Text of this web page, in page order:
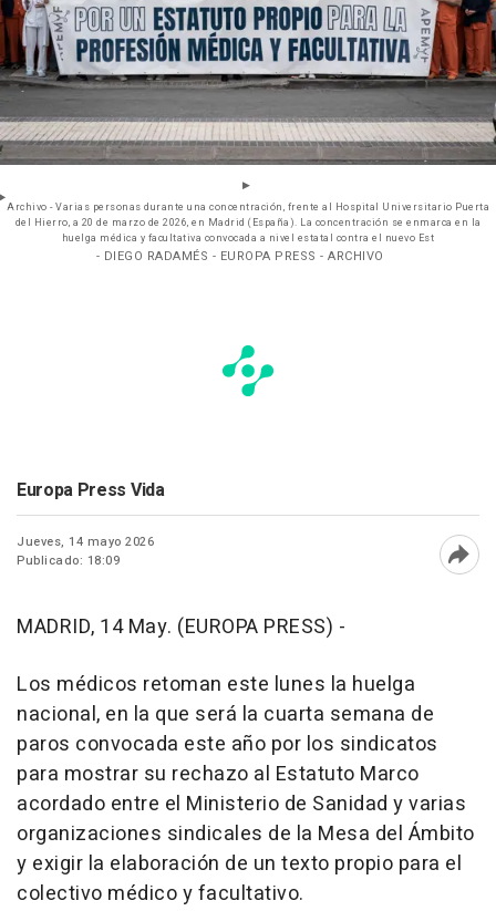
Archivo - Varias personas durante una concentración, frente al Hospital Universitario Puerta
del Hierro, a 20 de marzo de 2026, en Madrid (España). La concentración se enmarca en la
huelga médica y facultativa convocada a nivel estatal contra el nuevo Est
- DIEGO RADAMÉS - EUROPA PRESS - ARCHIVO
Europa Press Vida
Jueves, 14 mayo 2026
Publicado: 18:09
MADRID, 14 May. (EUROPA PRESS) -
Los médicos retoman este lunes la huelga
nacional, en la que será la cuarta semana de
paros convocada este año por los sindicatos
para mostrar su rechazo al Estatuto Marco
acordado entre el Ministerio de Sanidad y varias
organizaciones sindicales de la Mesa del Ámbito
y exigir la elaboración de un texto propio para el
colectivo médico y facultativo.